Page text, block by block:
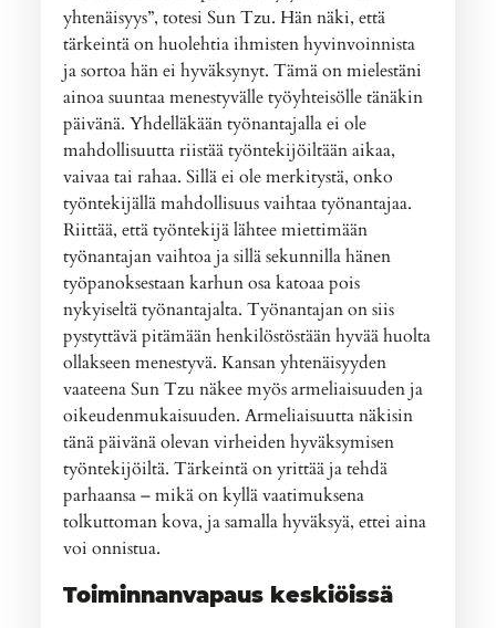
yhtenäisyys”, totesi Sun Tzu. Hän näki, että
tärkeintä on huolehtia ihmisten hyvinvoinnista
ja sortoa hän ei hyväksynyt. Tämä on mielestäni
ainoa suuntaa menestyvälle työyhteisölle tänäkin
päivänä. Yhdelläkään työnantajalla ei ole
mahdollisuutta riistää työntekijöiltään aikaa,
vaivaa tai rahaa. Sillä ei ole merkitystä, onko
työntekijällä mahdollisuus vaihtaa työnantajaa.
Riittää, että työntekijä lähtee miettimään
työnantajan vaihtoa ja sillä sekunnilla hänen
työpanoksestaan karhun osa katoaa pois
nykyiseltä työnantajalta. Työnantajan on siis
pystyttävä pitämään henkilöstöstään hyvää huolta
ollakseen menestyvä. Kansan yhtenäisyyden
vaateena Sun Tzu näkee myös armeliaisuuden ja
oikeudenmukaisuuden. Armeliaisuutta näkisin
tänä päivänä olevan virheiden hyväksymisen
työntekijöiltä. Tärkeintä on yrittää ja tehdä
parhaansa – mikä on kyllä vaatimuksena
tolkuttoman kova, ja samalla hyväksyä, ettei aina
voi onnistua.
Toiminnanvapaus keskiöissä